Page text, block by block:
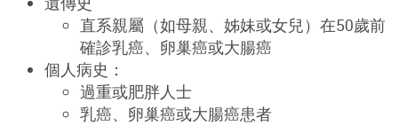
直系親屬（如母親、姊妹或女兒）在50歲前
確診乳癌、卵巢癌或大腸癌
個人病史：
過重或肥胖人士
乳癌、卵巢癌或大腸癌患者